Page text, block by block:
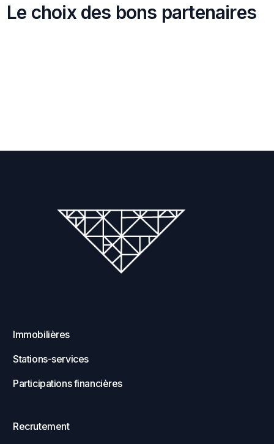
Le choix des bons partenaires
Immobilières
Stations-services
Participations financières
Recrutement